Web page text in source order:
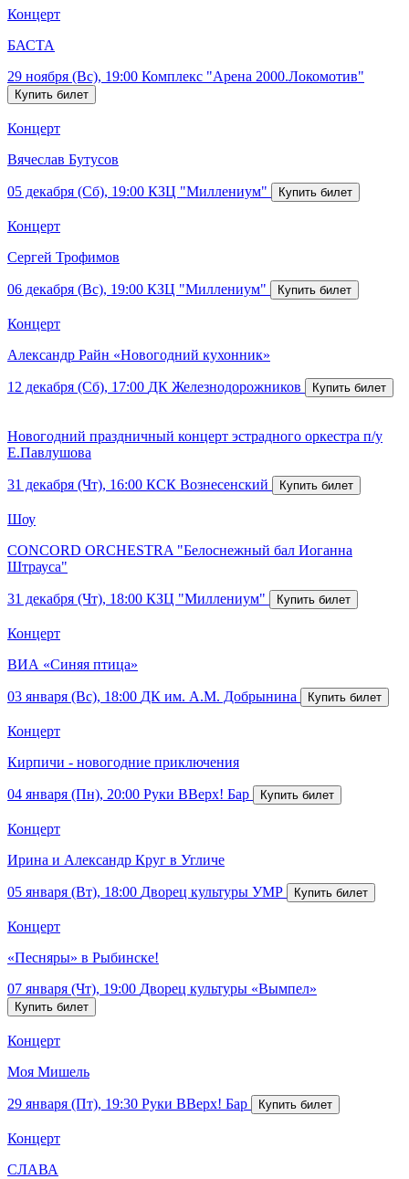
Концерт
БАСТА
29 ноября (Вс), 19:00 Комплекс "Арена 2000.Локомотив"
Концерт
Вячеслав Бутусов
05 декабря (Сб), 19:00 КЗЦ "Миллениум"
Концерт
Сергей Трофимов
06 декабря (Вс), 19:00 КЗЦ "Миллениум"
Концерт
Александр Райн «Новогодний кухонник»
12 декабря (Сб), 17:00 ДК Железнодорожников
Новогодний праздничный концерт эстрадного оркестра п/у
Е.Павлушова
31 декабря (Чт), 16:00 КСК Вознесенский
Шоу
CONCORD ORCHESTRA "Белоснежный бал Иоганна
Штрауса"
31 декабря (Чт), 18:00 КЗЦ "Миллениум"
Концерт
ВИА «Синяя птица»
03 января (Вс), 18:00 ДК им. А.М. Добрынина
Концерт
Кирпичи - новогодние приключения
04 января (Пн), 20:00 Руки ВВерх! Бар
Концерт
Ирина и Александр Круг в Угличе
05 января (Вт), 18:00 Дворец культуры УМР
Концерт
«Песняры» в Рыбинске!
07 января (Чт), 19:00 Дворец культуры «Вымпел»
Концерт
Моя Мишель
29 января (Пт), 19:30 Руки ВВерх! Бар
Концерт
СЛАВА